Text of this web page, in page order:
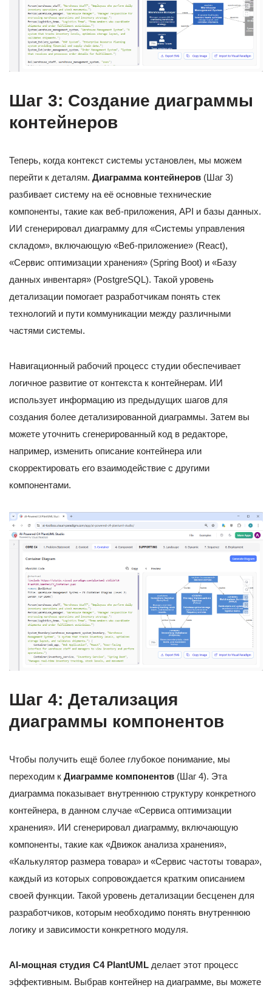
Шаг 3: Создание диаграммы
контейнеров
Теперь, когда контекст системы установлен, мы можем
перейти к деталям. Диаграмма контейнеров (Шаг 3)
разбивает систему на её основные технические
компоненты, такие как веб-приложения, API и базы данных.
ИИ сгенерировал диаграмму для «Системы управления
складом», включающую «Веб-приложение» (React),
«Сервис оптимизации хранения» (Spring Boot) и «Базу
данных инвентаря» (PostgreSQL). Такой уровень
детализации помогает разработчикам понять стек
технологий и пути коммуникации между различными
частями системы.
Навигационный рабочий процесс студии обеспечивает
логичное развитие от контекста к контейнерам. ИИ
использует информацию из предыдущих шагов для
создания более детализированной диаграммы. Затем вы
можете уточнить сгенерированный код в редакторе,
например, изменить описание контейнера или
скорректировать его взаимодействие с другими
компонентами.
Шаг 4: Детализация
диаграммы компонентов
Чтобы получить ещё более глубокое понимание, мы
переходим к Диаграмме компонентов (Шаг 4). Эта
диаграмма показывает внутреннюю структуру конкретного
контейнера, в данном случае «Сервиса оптимизации
хранения». ИИ сгенерировал диаграмму, включающую
компоненты, такие как «Движок анализа хранения»,
«Калькулятор размера товара» и «Сервис частоты товара»,
каждый из которых сопровождается кратким описанием
своей функции. Такой уровень детализации бесценен для
разработчиков, которым необходимо понять внутреннюю
логику и зависимости конкретного модуля.
AI-мощная студия C4 PlantUML делает этот процесс
эффективным. Выбрав контейнер на диаграмме, вы можете